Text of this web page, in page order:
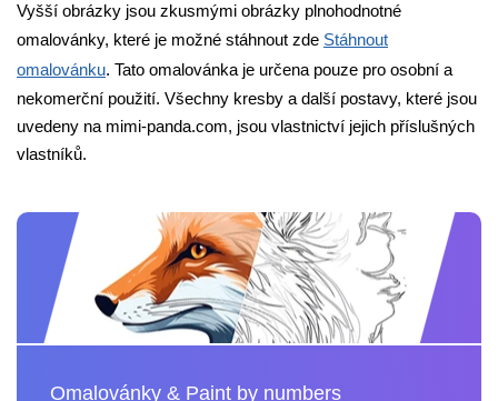
Vyšší obrázky jsou zkusmými obrázky plnohodnotné
omalovánky, které je možné stáhnout zde Stáhnout
omalovánku. Tato omalovánka je určena pouze pro osobní a
nekomerční použití. Všechny kresby a další postavy, které jsou
uvedeny na mimi-panda.com, jsou vlastnictví jejich příslušných
vlastníků.
Omalovánky & Paint by numbers